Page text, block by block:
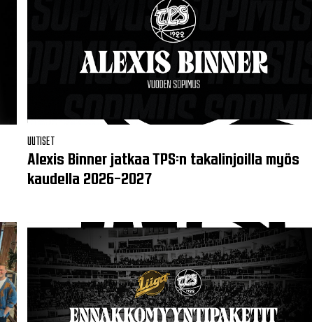
Alexis Binner jatkaa TPS:n takalinjoilla myös
kaudella 2026–2027
UUTISET